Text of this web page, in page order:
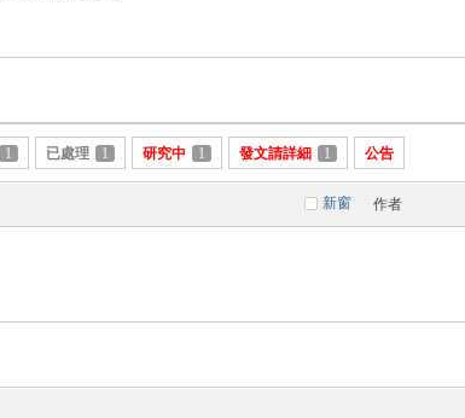
1 已處理 1 研究中 1 發文請詳細 1 公告
新窗 作者